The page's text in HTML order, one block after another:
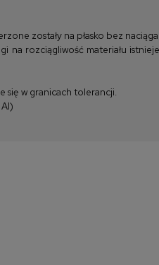
zostały na płasko bez
rozciągliwość materiału
się w granicach tolerancji.